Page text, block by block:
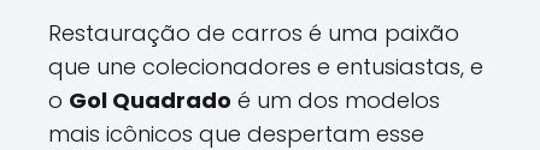
Restauração de carros é uma paixão
que une colecionadores e entusiastas, e
o Gol Quadrado é um dos modelos
mais icônicos que despertam esse